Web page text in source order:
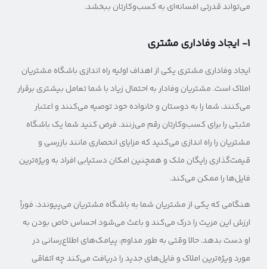
می‌تواند قدرتی افسانه‌ای به کسب‌وکارتان ببخشد.
۱- ایجاد وفاداری مشتری
ایجاد وفاداری مشتری یکی از اهداف اولیه راه اندازی باشگاه مشتریان
املاک است. مشتریان وفادار به احتمال زیاد با شما تعامل بیشتری برقرار
می‌کنند، شما را به دوستان و خانواده خود توصیه می‌کنند و اعتبار
مثبتی را برای کسب‌و‌کارتان رقم می‌زنند. فرض کنید شما یک باشگاه
مشتریان را راه اندازی می‌کنید که مزایای انحصاری مانند بازرسی و
قیمت‌گذاری رایگان ملک و همچنین امکان دستیابی افراد به ویژه‌ترین
فایل‌ها را ممکن می‌کند.
هنگامی که یکی از مشتریان شما به باشگاه مشتریان می‌پیوندد، فوراً
ارزش این مزیت را درک می‌کند و باعث می‌شود احساس خاص بودن به
او دست بدهد. حالا وقتی به طور مداوم، پیامک‌های اطلاع‌رسانی در
مورد ویژه‌ترین املاک و فایل‌های جدید را دریافت می‌کند چه اتفاقی